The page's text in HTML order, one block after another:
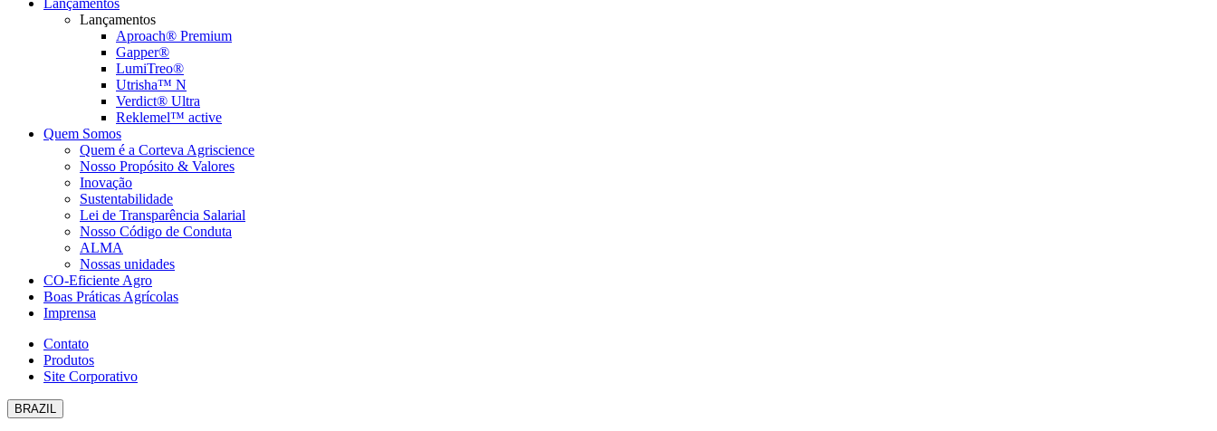
Lançamentos
Aproach® Premium
Gapper®
LumiTreo®
Utrisha™ N
Verdict® Ultra
Reklemel™ active
Quem Somos
Quem é a Corteva Agriscience
Nosso Propósito & Valores
Inovação
Sustentabilidade
Lei de Transparência Salarial
Nosso Código de Conduta
ALMA
Nossas unidades
CO-Eficiente Agro
Boas Práticas Agrícolas
Imprensa
Contato
Produtos
Site Corporativo
BRAZIL